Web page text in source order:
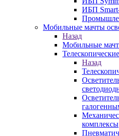
ИБП
Мобильные мачты
Назад
Мобильные
Назад
комплексы